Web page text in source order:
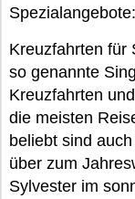
Spezialangebote:
Kreuzfahrten für
so genannte
Kreuzfahrten
die meisten
beliebt sind
über zum
Sylvester im